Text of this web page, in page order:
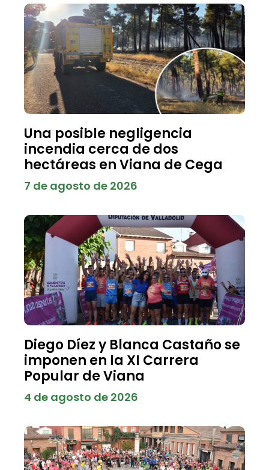
Una posible negligencia
incendia cerca de dos
hectáreas en Viana de Cega
7 de agosto de 2026
Diego Díez y Blanca Castaño se
imponen en la XI Carrera
Popular de Viana
4 de agosto de 2026